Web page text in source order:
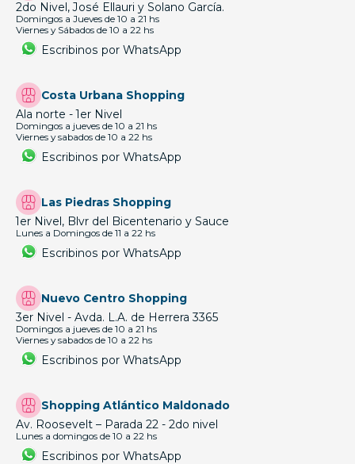
2do Nivel, José Ellauri y Solano García.
Domingos a Jueves de 10 a 21 hs
Viernes y Sábados de 10 a 22 hs
Escribinos por WhatsApp
Costa Urbana Shopping
Ala norte - 1er Nivel
Domingos a jueves de 10 a 21 hs
Viernes y sabados de 10 a 22 hs
Escribinos por WhatsApp
Las Piedras Shopping
1er Nivel, Blvr del Bicentenario y Sauce
Lunes a Domingos de 11 a 22 hs
Escribinos por WhatsApp
Nuevo Centro Shopping
3er Nivel - Avda. L.A. de Herrera 3365
Domingos a jueves de 10 a 21 hs
Viernes y sabados de 10 a 22 hs
Escribinos por WhatsApp
Shopping Atlántico Maldonado
Av. Roosevelt – Parada 22 - 2do nivel
Lunes a domingos de 10 a 22 hs
Escribinos por WhatsApp